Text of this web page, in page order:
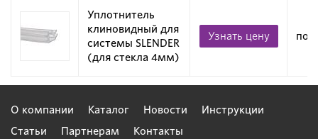
Уплотнитель
клиновидный для
системы SLENDER
(для стекла 4мм)
Узнать цену
О компании Каталог Новости
Инструкции
Статьи
Партнерам Контакты